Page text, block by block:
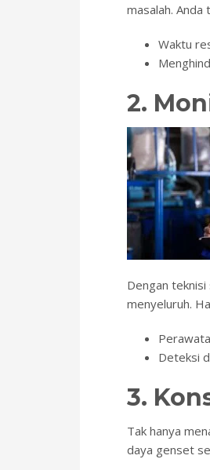
masalah. Anda
Waktu
2.
Dengan
menyeluruh.
Deteksi
3.
Tak hanya
daya genset